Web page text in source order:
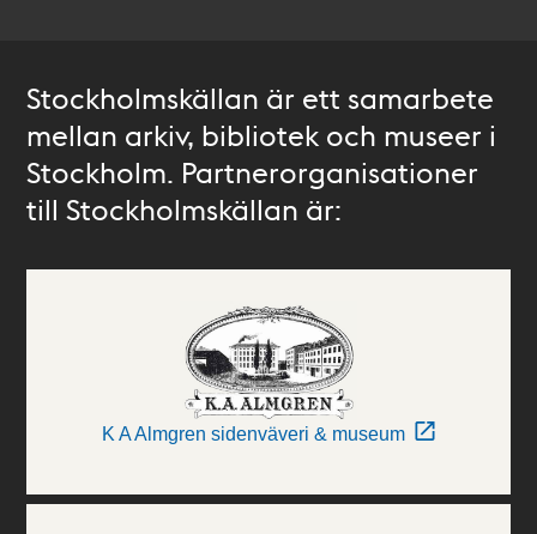
Stockholmskällan är ett samarbete
mellan arkiv, bibliotek och museer i
Stockholm. Partnerorganisationer
till Stockholmskällan är:
K A Almgren sidenväveri & museum